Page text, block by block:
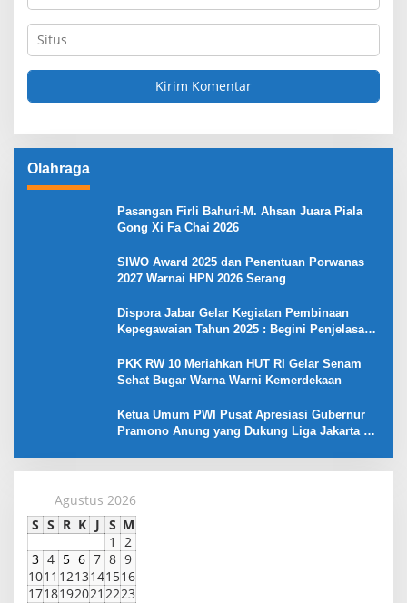
Olahraga
Pasangan Firli Bahuri-M. Ahsan Juara Piala
Gong Xi Fa Chai 2026
SIWO Award 2025 dan Penentuan Porwanas
2027 Warnai HPN 2026 Serang
Dispora Jabar Gelar Kegiatan Pembinaan
Kepegawaian Tahun 2025 : Begini Penjelasan
PKK RW 10 Meriahkan HUT RI Gelar Senam
Sehat Bugar Warna Warni Kemerdekaan
Ketua Umum PWI Pusat Apresiasi Gubernur
Pramono Anung yang Dukung Liga Jakarta U-
Agustus 2026
S S R K J S M
1
2
3 4 5 6 7 8 9
1011 1213141516
1718192021 2223